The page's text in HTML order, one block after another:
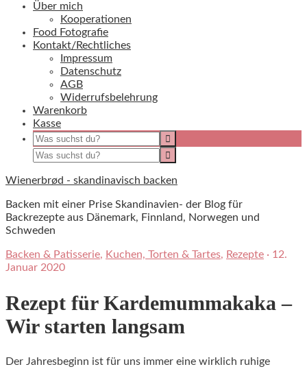
Über mich
Kooperationen
Food Fotografie
Kontakt/Rechtliches
Impressum
Datenschutz
AGB
Widerrufsbelehrung
Warenkorb
Kasse
Wienerbrød - skandinavisch backen
Backen mit einer Prise Skandinavien- der Blog für
Backrezepte aus Dänemark, Finnland, Norwegen und
Schweden
Backen & Patisserie, Kuchen, Torten & Tartes, Rezepte · 12.
Januar 2020
Rezept für Kardemummakaka –
Wir starten langsam
Der Jahresbeginn ist für uns immer eine wirklich ruhige